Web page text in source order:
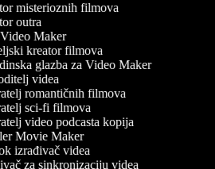
misterioznih filmova
outra
Maker
kreator filmova
glazba za Video Maker
videa
romantičnih filmova
sci-fi filmova
video podcasta kopija
Movie Maker
izrađivač videa
za sinkronizaciju videa